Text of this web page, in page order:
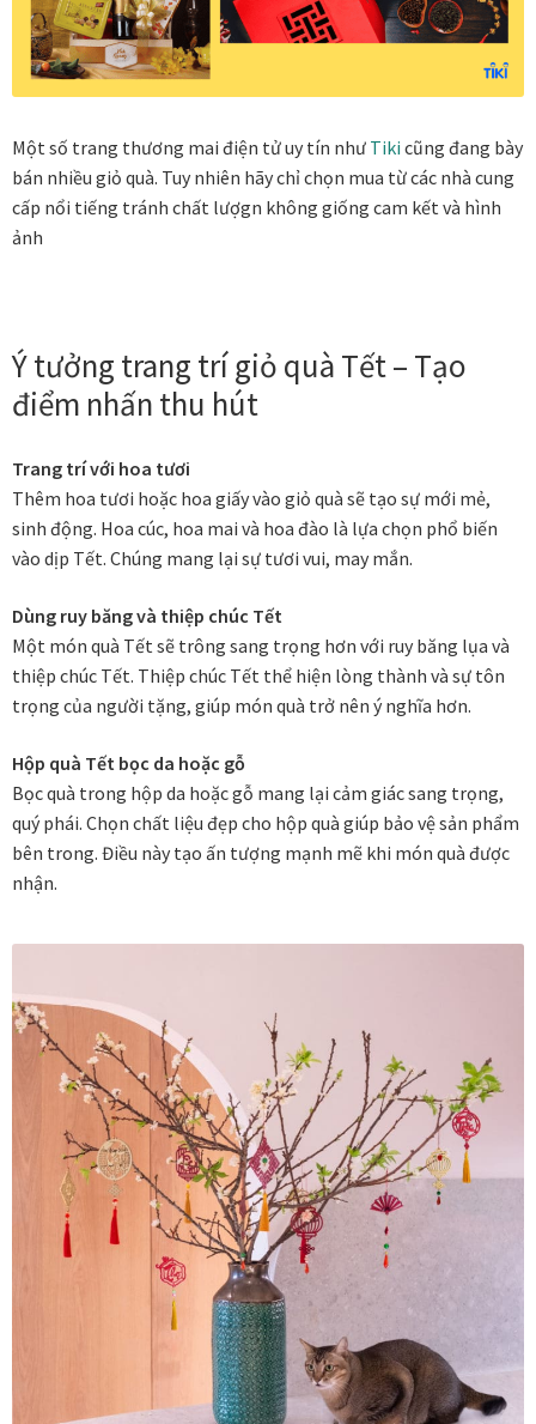
Liên hệ
Mia Lifestyle
Nghệ thuật sơn mài dát vàng
Nhận vẽ tranh theo yêu cầu
Quà tặng đối tác nước ngoài
Quà Tết Doanh nghiệp 2026
Quy định khu vực giao hàng
Tài khoản
test
Test home page 260225
TẾT 2025
Thanh toán
Tối ưu chất lượng hình ảnh
Trang mẫu
Tranh biểu tượng văn hoá Việt Nam
Tranh dán tường
Tranh nhà ở cao cấp
Một số trang thương mai điện tử uy tín như Tiki cũng đang bày
bán nhiều giỏ quà. Tuy nhiên hãy chỉ chọn mua từ các nhà cung
cấp nổi tiếng tránh chất lượgn không giống cam kết và hình
ảnh
Ý tưởng trang trí giỏ quà Tết – Tạo
điểm nhấn thu hút
Trang trí với hoa tươi
Thêm hoa tươi hoặc hoa giấy vào giỏ quà sẽ tạo sự mới mẻ,
sinh động. Hoa cúc, hoa mai và hoa đào là lựa chọn phổ biến
vào dịp Tết. Chúng mang lại sự tươi vui, may mắn.
Dùng ruy băng và thiệp chúc Tết
Một món quà Tết sẽ trông sang trọng hơn với ruy băng lụa và
thiệp chúc Tết. Thiệp chúc Tết thể hiện lòng thành và sự tôn
trọng của người tặng, giúp món quà trở nên ý nghĩa hơn.
Hộp quà Tết bọc da hoặc gỗ
Bọc quà trong hộp da hoặc gỗ mang lại cảm giác sang trọng,
quý phái. Chọn chất liệu đẹp cho hộp quà giúp bảo vệ sản phẩm
bên trong. Điều này tạo ấn tượng mạnh mẽ khi món quà được
nhận.